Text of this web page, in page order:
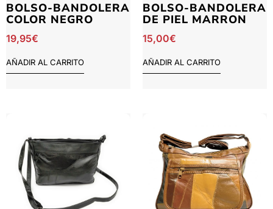
BOLSO-BANDOLERA
COLOR NEGRO
19,95€
AÑADIR AL CARRITO
BOLSO-BANDOLERA
DE PIEL MARRON
15,00€
AÑADIR AL CARRITO